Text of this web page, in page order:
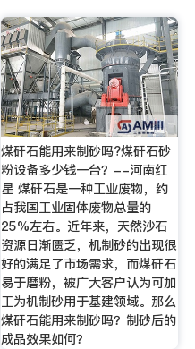
煤矸石能用来制砂吗?煤矸石砂
粉设备多少钱一台？--河南红
星 煤矸石是一种工业废物，约
占我国工业固体废物总量的
25%左右。近年来，天然沙石
资源日渐匮乏，机制砂的出现很
好的满足了市场需求，而煤矸石
易于磨粉，被广大客户认为可加
工为机制砂用于基建领域。那么
煤矸石能用来制砂吗？制砂后的
成品效果如何？